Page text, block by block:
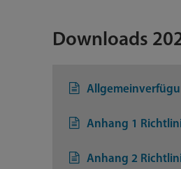
Downloads
Anhang 1
Anhang 2